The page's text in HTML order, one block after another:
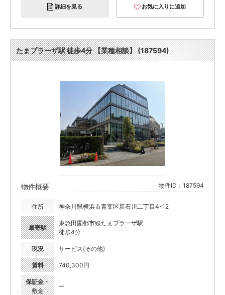
詳細を見る お気に入りに追加
たまプラーザ駅 徒歩4分 【業種相談】 (187594)
物件概要 物件ID：187594
住所 神奈川県横浜市青葉区新石川二丁目4-12
最寄駅
東急田園都市線たまプラーザ駅
徒歩4分
現況 サービス(その他)
賃料 740,300円
保証金・
敷金
ー